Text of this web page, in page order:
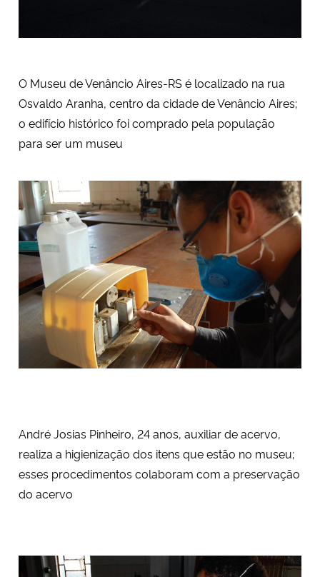
O Museu de Venâncio Aires-RS é localizado na rua
Osvaldo Aranha, centro da cidade de Venâncio Aires;
o edifício histórico foi comprado pela população
para ser um museu
André Josias Pinheiro, 24 anos, auxiliar de acervo,
realiza a higienização dos itens que estão no museu;
esses procedimentos colaboram com a preservação
do acervo